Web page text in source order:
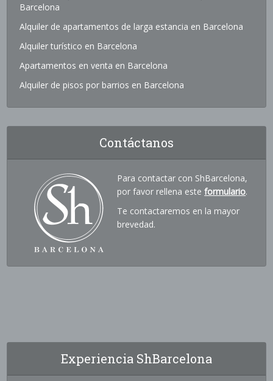
Barcelona
Alquiler de apartamentos de larga estancia en Barcelona
Alquiler turístico en Barcelona
Apartamentos en venta en Barcelona
Alquiler de pisos por barrios en Barcelona
Contáctanos
Para contactar con ShBarcelona,
por favor rellena esteformulario.
Te contactaremos en la mayor
brevedad.
Experiencia ShBarcelona